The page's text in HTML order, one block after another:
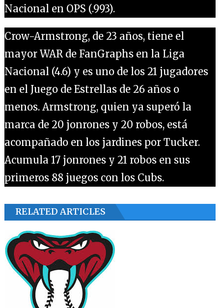
Nacional en OPS (.993).
Crow-Armstrong, de 23 años, tiene el
mayor WAR de FanGraphs en la Liga
Nacional (4.6) y es uno de los 21 jugadores
en el Juego de Estrellas de 26 años o
menos. Armstrong, quien ya superó la
marca de 20 jonrones y 20 robos, está
acompañado en los jardines por Tucker.
Acumula 17 jonrones y 21 robos en sus
primeros 88 juegos con los Cubs.
RELATED ARTICLES